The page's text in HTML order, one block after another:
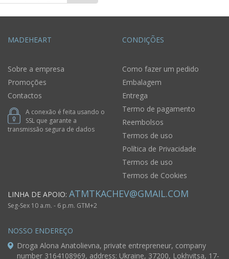
MADEHEART
Sobre a empresa
Promoções
Contactos
A conexão é feita usando o
SSL que garante a
transmissão segura de dados
CONDIÇÕES
Como fazer um pedido
Embalagem
Entrega
Termo de pagamento
Reembolsos
Termos de uso
Política de Privacidade
Termos de uso
Termos de Cookies
LINHA DE APOIO: ATMTKACHEV@GMAIL.COM
Seg-Sex 10 a.m. - 6 p.m. GTM+2
NOSSO ENDEREÇO
Droga Alona Anatolievna, private entrepreneur, company
number 3164108969, address: Ukraine, 37200, Lokhvitsa, 17-